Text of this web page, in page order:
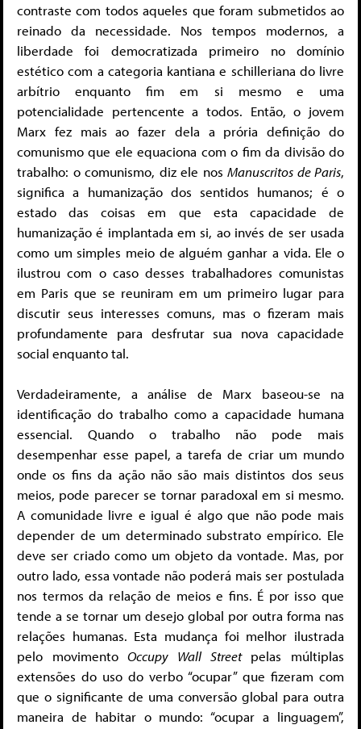
contraste com todos aqueles que foram submetidos ao
reinado da necessidade. Nos tempos modernos, a
liberdade foi democratizada primeiro no domínio
estético com a categoria kantiana e schilleriana do livre
arbítrio enquanto fim em si mesmo e uma
potencialidade pertencente a todos. Então, o jovem
Marx fez mais ao fazer dela a prória definição do
comunismo que ele equaciona com o fim da divisão do
trabalho: o comunismo, diz ele nos Manuscritos de Paris,
significa a humanização dos sentidos humanos; é o
estado das coisas em que esta capacidade de
humanização é implantada em si, ao invés de ser usada
como um simples meio de alguém ganhar a vida. Ele o
ilustrou com o caso desses trabalhadores comunistas
em Paris que se reuniram em um primeiro lugar para
discutir seus interesses comuns, mas o fizeram mais
profundamente para desfrutar sua nova capacidade
social enquanto tal.
Verdadeiramente, a análise de Marx baseou-se na
identificação do trabalho como a capacidade humana
essencial. Quando o trabalho não pode mais
desempenhar esse papel, a tarefa de criar um mundo
onde os fins da ação não são mais distintos dos seus
meios, pode parecer se tornar paradoxal em si mesmo.
A comunidade livre e igual é algo que não pode mais
depender de um determinado substrato empírico. Ele
deve ser criado como um objeto da vontade. Mas, por
outro lado, essa vontade não poderá mais ser postulada
nos termos da relação de meios e fins. É por isso que
tende a se tornar um desejo global por outra forma nas
relações humanas. Esta mudança foi melhor ilustrada
pelo movimentoOccupy Wall Streetpelas múltiplas
extensões do uso do verbo “ocupar” que fizeram com
que o significante de uma conversão global para outra
maneira de habitar o mundo: “ocupar a linguagem”,